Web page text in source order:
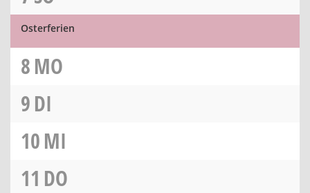
Osterferien
8MO
9DI
10MI
11 DO